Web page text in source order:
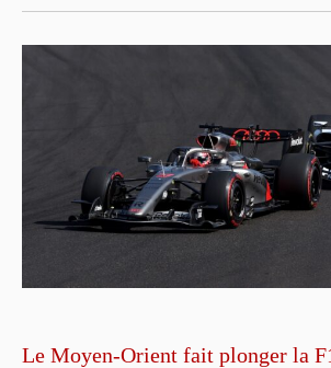
Le Moyen-Orient fait plonger la